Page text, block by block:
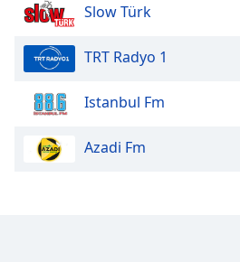
Slow Türk
TRT Radyo 1
Istanbul Fm
Azadi Fm